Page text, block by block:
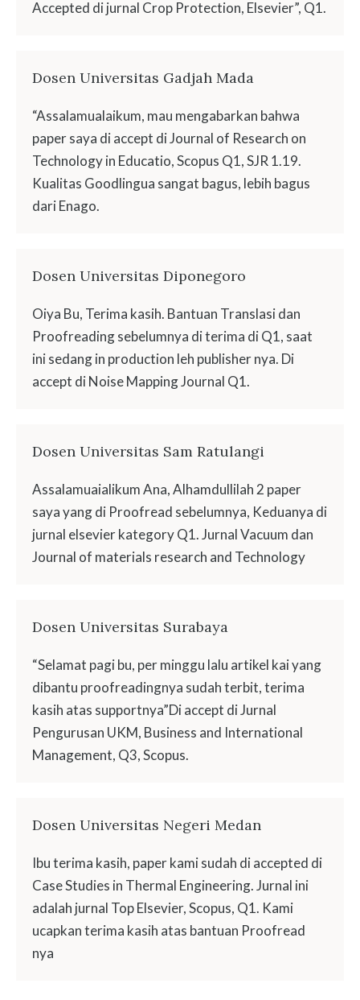
Accepted di jurnal Crop Protection, Elsevier”, Q1.
Dosen Universitas Gadjah Mada
“Assalamualaikum, mau mengabarkan bahwa
paper saya di accept di Journal of Research on
Technology in Educatio, Scopus Q1, SJR 1.19.
Kualitas Goodlingua sangat bagus, lebih bagus
dari Enago.
Dosen Universitas Diponegoro
Oiya Bu, Terima kasih. Bantuan Translasi dan
Proofreading sebelumnya di terima di Q1, saat
ini sedang in production leh publisher nya. Di
accept di Noise Mapping Journal Q1.
Dosen Universitas Sam Ratulangi
Assalamuaialikum Ana, Alhamdullilah 2 paper
saya yang di Proofread sebelumnya, Keduanya di
jurnal elsevier kategory Q1. Jurnal Vacuum dan
Journal of materials research and Technology
Dosen Universitas Surabaya
“Selamat pagi bu, per minggu lalu artikel kai yang
dibantu proofreadingnya sudah terbit, terima
kasih atas supportnya”Di accept di Jurnal
Pengurusan UKM, Business and International
Management, Q3, Scopus.
Dosen Universitas Negeri Medan
Ibu terima kasih, paper kami sudah di accepted di
Case Studies in Thermal Engineering. Jurnal ini
adalah jurnal Top Elsevier, Scopus, Q1. Kami
ucapkan terima kasih atas bantuan Proofread
nya